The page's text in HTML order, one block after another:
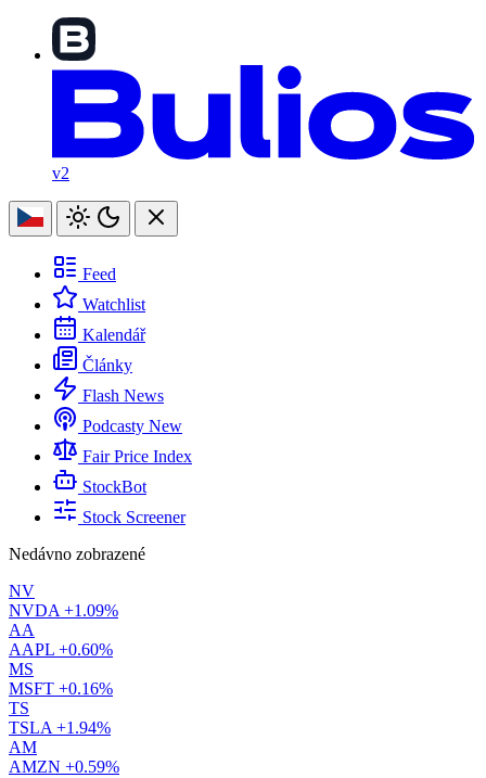
v2
Feed
Watchlist
Kalendář
Články
Flash News
Podcasty New
Fair Price Index
StockBot
Stock Screener
Nedávno zobrazené
NV
NVDA +1.09%
AA
AAPL +0.60%
MS
MSFT +0.16%
TS
TSLA +1.94%
AM
AMZN +0.59%